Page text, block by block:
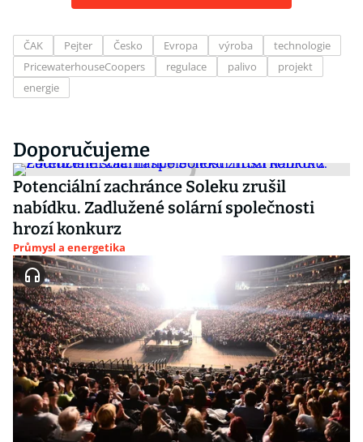
ČAK Pejter Česko Evropa výroba
technologie
PricewaterhouseCoopers
regulace palivo
projekt
energie
Doporučujeme
Potenciální zachránce Soleku zrušil
nabídku. Zadlužené solární společnosti
hrozí konkurz
Průmysl a energetika